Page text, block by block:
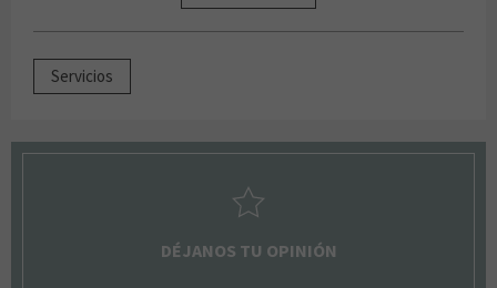
Servicios
DÉJANOS TU OPINIÓN